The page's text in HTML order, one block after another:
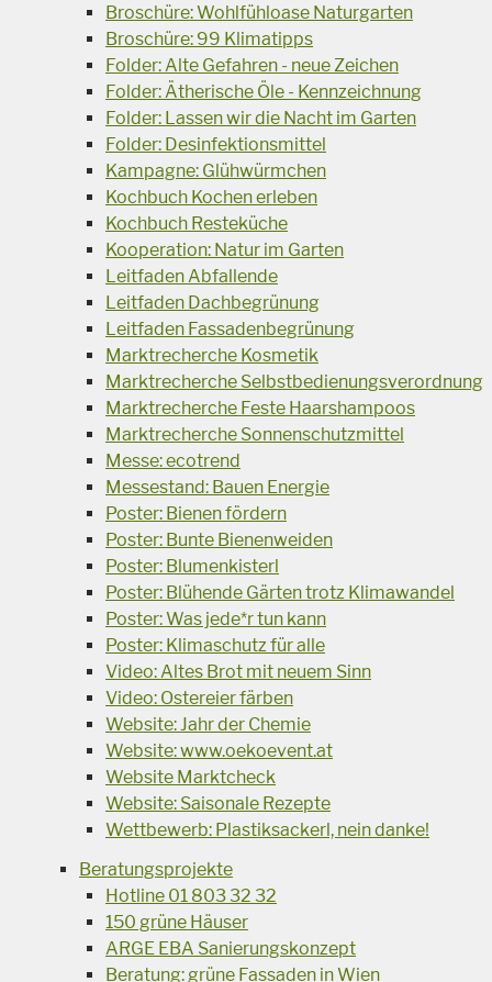
Broschüre: Wohlfühloase Naturgarten
Broschüre: 99 Klimatipps
Folder: Alte Gefahren - neue Zeichen
Folder: Ätherische Öle - Kennzeichnung
Folder: Lassen wir die Nacht im Garten
Folder: Desinfektionsmittel
Kampagne: Glühwürmchen
Kochbuch Kochen erleben
Kochbuch Resteküche
Kooperation: Natur im Garten
Leitfaden Abfallende
Leitfaden Dachbegrünung
Leitfaden Fassadenbegrünung
Marktrecherche Kosmetik
Marktrecherche Selbstbedienungsverordnung
Marktrecherche Feste Haarshampoos
Marktrecherche Sonnenschutzmittel
Messe: ecotrend
Messestand: Bauen Energie
Poster: Bienen fördern
Poster: Bunte Bienenweiden
Poster: Blumenkisterl
Poster: Blühende Gärten trotz Klimawandel
Poster: Was jede*r tun kann
Poster: Klimaschutz für alle
Video: Altes Brot mit neuem Sinn
Video: Ostereier färben
Website: Jahr der Chemie
Website: www.oekoevent.at
Website Marktcheck
Website: Saisonale Rezepte
Wettbewerb: Plastiksackerl, nein danke!
Beratungsprojekte
Hotline 01 803 32 32
150 grüne Häuser
ARGE EBA Sanierungskonzept
Beratung: grüne Fassaden in Wien